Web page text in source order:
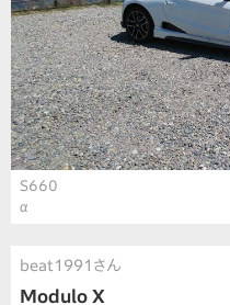
S660
α
beat1991さん
Modulo X